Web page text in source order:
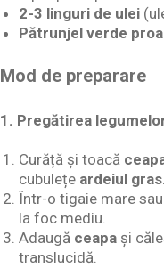
2-3 linguri de ulei
Pătrunjel verde
Mod de preparare
1. Pregătirea
Curăță și toacă
cubulețe ardeiul gras.
Într-o tigaie mare
la foc mediu.
Adaugă ceapa și
translucidă.